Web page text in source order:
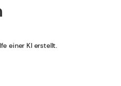
einer KI erstellt.